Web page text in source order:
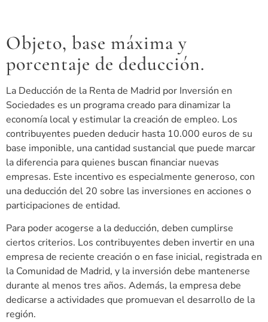
Objeto, base máxima y
porcentaje de deducción.
La Deducción de la Renta de Madrid por Inversión en
Sociedades es un programa creado para dinamizar la
economía local y estimular la creación de empleo. Los
contribuyentes pueden deducir hasta 10.000 euros de su
base imponible, una cantidad sustancial que puede marcar
la diferencia para quienes buscan financiar nuevas
empresas. Este incentivo es especialmente generoso, con
una deducción del 20 sobre las inversiones en acciones o
participaciones de entidad.
Para poder acogerse a la deducción, deben cumplirse
ciertos criterios. Los contribuyentes deben invertir en una
empresa de reciente creación o en fase inicial, registrada en
la Comunidad de Madrid, y la inversión debe mantenerse
durante al menos tres años. Además, la empresa debe
dedicarse a actividades que promuevan el desarrollo de la
región.